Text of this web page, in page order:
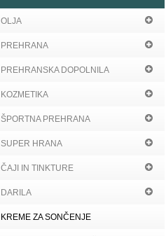
OLJA
PREHRANA
PREHRANSKA DOPOLNILA
KOZMETIKA
ŠPORTNA PREHRANA
SUPER HRANA
ČAJI IN TINKTURE
DARILA
KREME ZA SONČENJE